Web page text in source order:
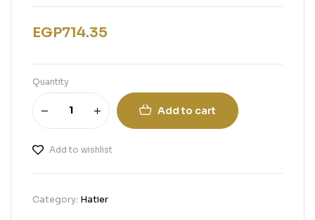
EGP714.35
Quantity
Add to cart
Add to wishlist
Category: Hatier